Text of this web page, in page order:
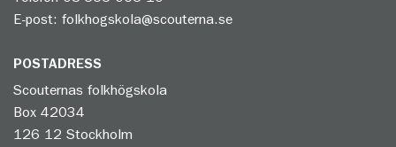
E-post: folkhogskola@scouterna.se
POSTADRESS
Scouternas folkhögskola
Box 42034
126 12 Stockholm